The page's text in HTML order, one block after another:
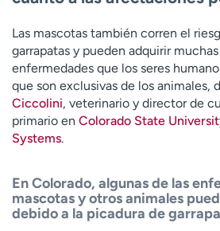
Las mascotas también corren el
garrapatas y pueden adquirir
enfermedades que los seres
que son exclusivas de los animales,
Ciccolini, veterinario y director de
primario en Colorado State
Systems.
En Colorado, algunas de las
mascotas y otros animales
debido a la picadura de